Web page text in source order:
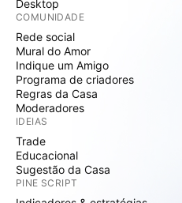
Desktop
COMUNIDADE
Rede social
Mural do Amor
Indique um Amigo
Programa de criadores
Regras da Casa
Moderadores
IDEIAS
Trade
Educacional
Sugestão da Casa
PINE SCRIPT